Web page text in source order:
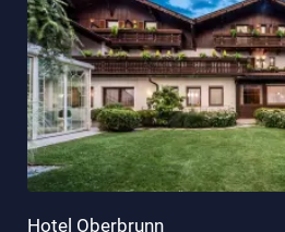
Hotel Oberbrunn